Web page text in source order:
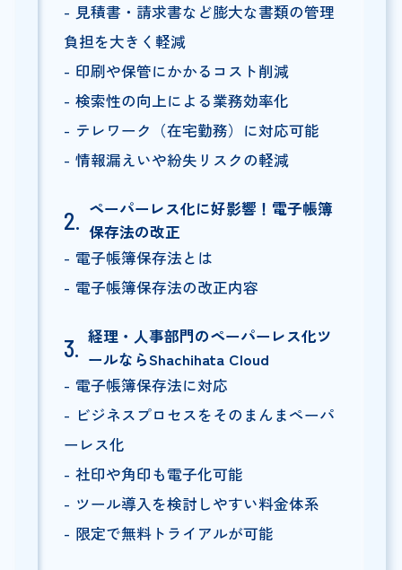
見積書・請求書など膨大な書類の管理
負担を大きく軽減
印刷や保管にかかるコスト削減
検索性の向上による業務効率化
テレワーク（在宅勤務）に対応可能
情報漏えいや紛失リスクの軽減
ペーパーレス化に好影響！電子帳簿
保存法の改正
電子帳簿保存法とは
電子帳簿保存法の改正内容
経理・人事部門のペーパーレス化ツ
ールならShachihata Cloud
電子帳簿保存法に対応
ビジネスプロセスをそのまんまペーパ
ーレス化
社印や角印も電子化可能
ツール導入を検討しやすい料金体系
限定で無料トライアルが可能